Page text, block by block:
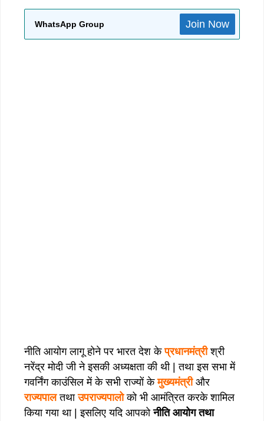
WhatsApp Group Join Now
नीति आयोग लागू होने पर भारत देश केप्रधानमंत्रीश्री
नरेंद्र मोदी जी ने इसकी अध्यक्षता की थी | तथा इस सभा में
गवर्निंग काउंसिल में के सभी राज्यों केमुख्यमंत्रीऔर
राज्यपालतथा उपराज्यपालो को भी आमंत्रित करके शामिल
किया गया था | इसलिए यदि आपकोनीति आयोग तथा